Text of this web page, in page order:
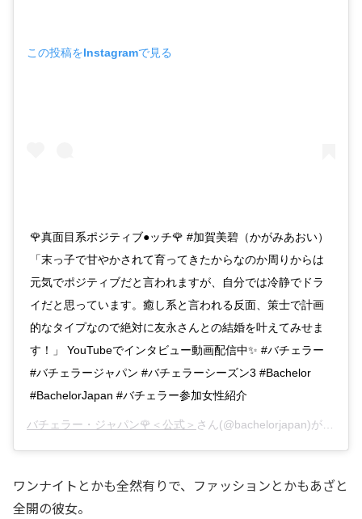
この投稿をInstagramで見る
🌹真面目系ポジティブ●ッチ🌹 #加賀美碧（かがみあおい）
「末っ子で甘やかされて育ってきたからなのか周りからは
元気でポジティブだと言われますが、自分では冷静でドラ
イだと思っています。癒し系と言われる反面、策士で計画
的なタイプなので絶対に友永さんとの結婚を叶えてみせま
す！」 YouTubeでインタビュー動画配信中✨ #バチェラー
#バチェラージャパン #バチェラーシーズン3 #Bachelor
#BachelorJapan #バチェラー参加女性紹介
バチェラー・ジャパン🌹＜公式＞ さん(@bachelorjapan)がシェアした投稿 –
ワンナイトとかも全然有りで、ファッションとかもあざと
全開の彼女。